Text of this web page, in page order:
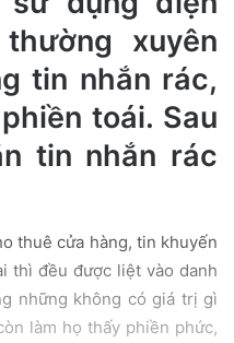
xuyên
tin nhắn rác,
toái. Sau
tin nhắn rác
thuê cửa hàng, tin khuyến
thì đều được liệt vào danh
những không có giá trị gì
làm họ thấy phiền phức,